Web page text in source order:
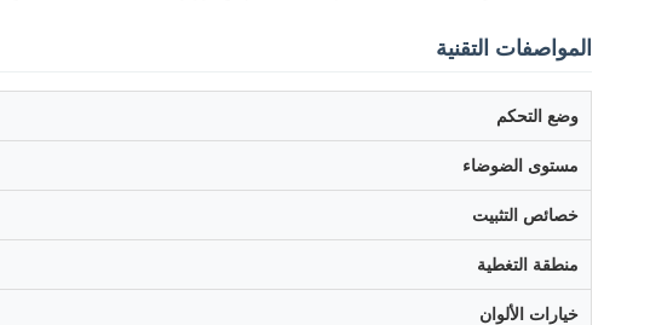
المواصفات التقنية
وضع التحكم
مستوى الضوضاء
خصائص التثبيت
منطقة التغطية
خيارات الألوان